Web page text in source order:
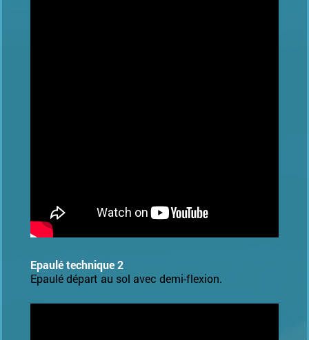
Epaulé technique 2
Epaulé départ au sol avec demi-flexion.